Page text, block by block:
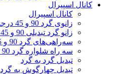
کانال اسپیرال
کانال اسپیرال
زانوی گرد 90 و 45 درجه
زانو گرد تبدیلی 90 و 45 درجه
سه‌راهی‌های گرد 90 و 45
سه راه شلواره گرد 90 درجه و 45 درجه
تبدیل گرد به گرد
تبدیل چهارگوش به گرد